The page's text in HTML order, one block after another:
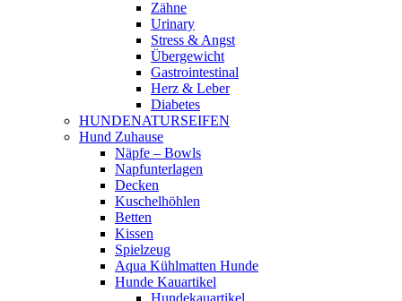
Zähne
Urinary
Stress & Angst
Übergewicht
Gastrointestinal
Herz & Leber
Diabetes
HUNDENATURSEIFEN
Hund Zuhause
Näpfe – Bowls
Napfunterlagen
Decken
Kuschelhöhlen
Betten
Kissen
Spielzeug
Aqua Kühlmatten Hunde
Hunde Kauartikel
Hundekauartikel